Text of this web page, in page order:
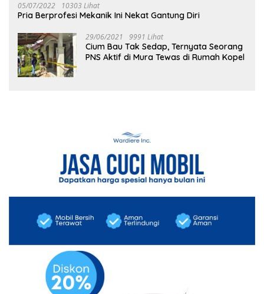
05/07/2022 10303 Lihat
Pria Berprofesi Mekanik Ini Nekat Gantung Diri
29/06/2021 9991 Lihat
Cium Bau Tak Sedap, Ternyata Seorang
PNS Aktif di Mura Tewas di Rumah Kopel